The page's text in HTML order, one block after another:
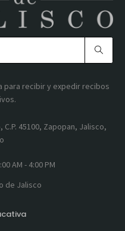
para recibir y expedir recibos
45100, Zapopan, Jalisco,
AM - 4:00 PM
de Jalisco